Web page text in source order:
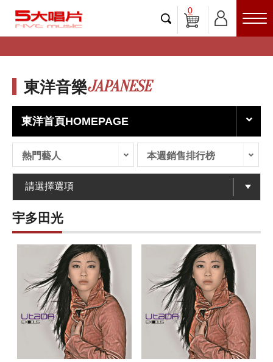
0
東洋音樂JAPANESE
東洋首頁HOMEPAGE
熱門藝人 本週銷售排行榜
宇多田光